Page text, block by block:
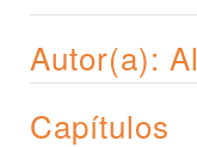
Autor(a):
Capítulos